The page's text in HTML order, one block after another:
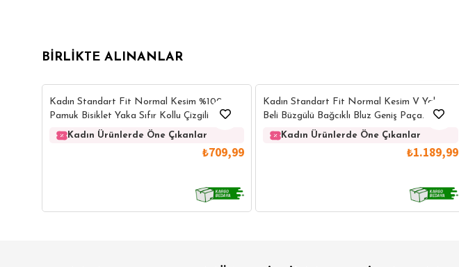
BIRLIKTE ALINANLAR
Kadın Standart Fit Normal Kesim %100
Pamuk Bisiklet Yaka Sıfır Kollu Çizgili Mavi
Yelek Etek Takım
Kadın Ürünlerde Öne Çıkanlar
₺709,99
Kadın Standart Fit Normal Kesim V Yaka
Beli Büzgülü Bağcıklı Bluz Geniş Paça
Kahverengi Pantolon Takım
Kadın Ürünlerde Öne Çıkanlar
₺1.189,99